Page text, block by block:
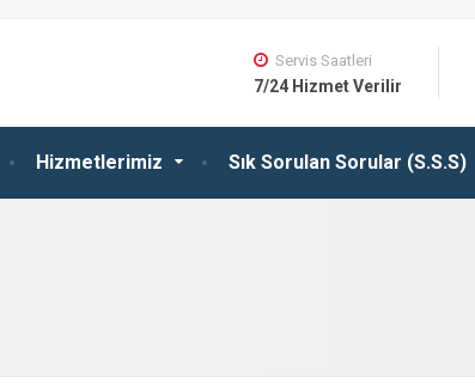
Hizmetlerimiz Sık Sorulan Sorular (S.S.S)
Servis Saatleri
7/24 Hizmet Verilir